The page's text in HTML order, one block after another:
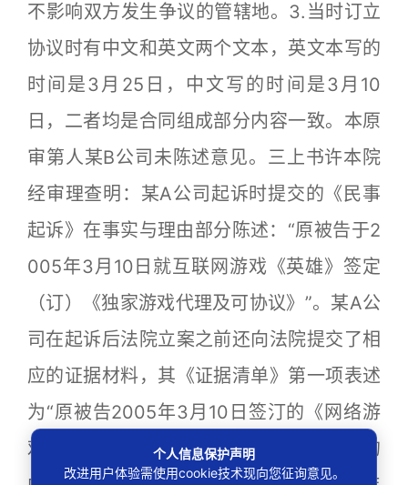
不影响双方发生争议的管辖地。3.当时订立
协议时有中文和英文两个文本，英文本写的
时间是3月25日，中文写的时间是3月10
日，二者均是合同组成部分内容一致。本原
审第人某B公司未陈述意见。三上书许本院
经审理查明：某A公司起诉时提交的《民事
起诉》在事实与理由部分陈述：“原被告于2
005年3月10日就互联网游戏《英雄》签定
（订）《独家游戏代理及可协议》”。某A公
司在起诉后法院立案之前还向法院提交了相
应的证据材料，其《证据清单》第一项表述
为“原被告2005年3月10日签汀的《网络游
戏许可协议》中英文件”，但实际所附证据的
个人信息保护声明
改进用户体验需使用cookie技术现向您征询意见。